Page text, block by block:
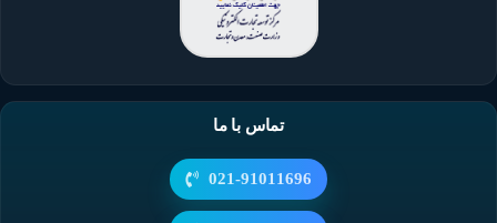
تماس با ما
021-91011696